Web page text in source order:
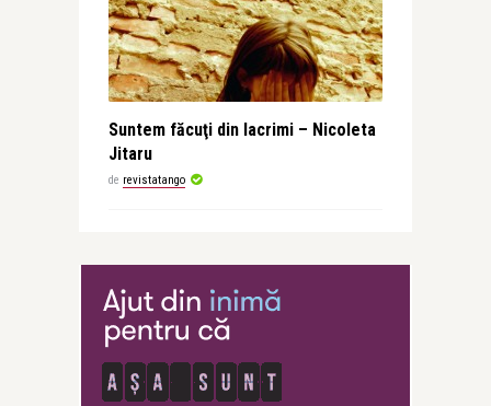
Suntem făcuţi din lacrimi – Nicoleta
Jitaru
de revistatango